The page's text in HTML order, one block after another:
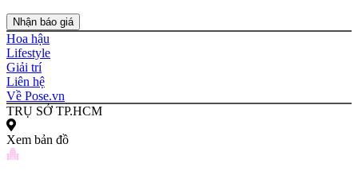
Nhận báo giá
Hoa hậu
Lifestyle
Giải trí
Liên hệ
Về Pose.vn
TRỤ SỞ TP.HCM
Xem bản đồ